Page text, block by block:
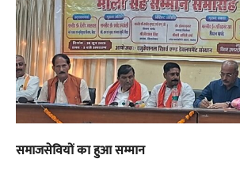
​समाजसेवियों का हुआ सम्मान